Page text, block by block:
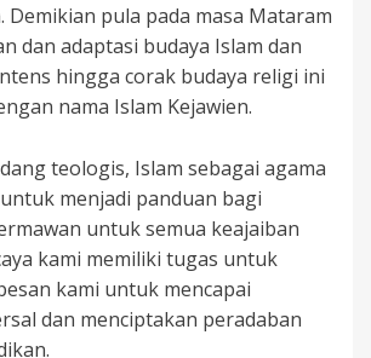
Demikian pula pada masa Mataram
dan adaptasi budaya Islam dan
hingga corak budaya religi ini
nama Islam Kejawien.
teologis, Islam sebagai agama
menjadi panduan bagi
untuk semua keajaiban
kami memiliki tugas untuk
kami untuk mencapai
dan menciptakan peradaban